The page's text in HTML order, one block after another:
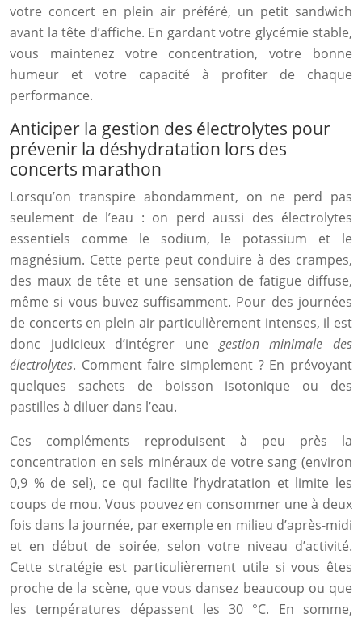
votre concert en plein air préféré, un petit sandwich
avant la tête d’affiche. En gardant votre glycémie stable,
vous maintenez votre concentration, votre bonne
humeur et votre capacité à profiter de chaque
performance.
Anticiper la gestion des électrolytes pour
prévenir la déshydratation lors des
concerts marathon
Lorsqu’on transpire abondamment, on ne perd pas
seulement de l’eau : on perd aussi des électrolytes
essentiels comme le sodium, le potassium et le
magnésium. Cette perte peut conduire à des crampes,
des maux de tête et une sensation de fatigue diffuse,
même si vous buvez suffisamment. Pour des journées
de concerts en plein air particulièrement intenses, il est
donc judicieux d’intégrer une gestion minimale des
électrolytes. Comment faire simplement ? En prévoyant
quelques sachets de boisson isotonique ou des
pastilles à diluer dans l’eau.
Ces compléments reproduisent à peu près la
concentration en sels minéraux de votre sang (environ
0,9 % de sel), ce qui facilite l’hydratation et limite les
coups de mou. Vous pouvez en consommer une à deux
fois dans la journée, par exemple en milieu d’après-midi
et en début de soirée, selon votre niveau d’activité.
Cette stratégie est particulièrement utile si vous êtes
proche de la scène, que vous dansez beaucoup ou que
les températures dépassent les 30 °C. En somme,